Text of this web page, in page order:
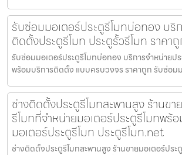
รับซ่อมมอเตอร์ประตูรีโมทบ่อทอง บริ
ติดตั้งประตูรีโมท ประตูรั้วรีโมท ราคา
รับซ่อมมอเตอร์ประตูรีโมทบ่อทอง บริการจำหน่ายปร
พร้อมบริการติดตั้ง แบบครบวงจร ราคาถูก รับซ่อม
ช่างติดตั้งประตูรีโมทสะพานสูง ร้านขา
รีโมทที่จำหน่ายมอเตอร์ประตูรีโมทพร้
มอเตอร์ประตูรีโมท ประตูรีโมท.net
ช่างติดตั้งประตูรีโมทสะพานสูง ร้านขายมอเตอร์ประ